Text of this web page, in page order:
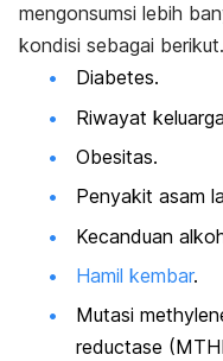
mengonsumsi lebih
kondisi sebagai berikut.
Diabetes.
Riwayat
Obesitas.
Penyakit asam
Kecanduan
Hamil kembar.
Mutasi
reductase